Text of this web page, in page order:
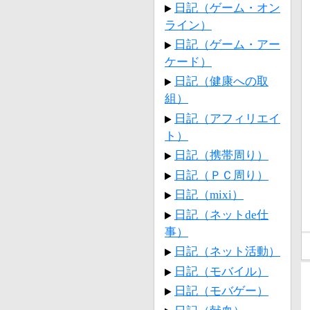
日記（ゲーム・オン
ライン）
日記（ゲーム・アー
ケード）
日記（健康への取
組）
日記（アフィリエイ
ト）
日記（携帯周り）
日記（ＰＣ周り）
日記（mixi）
日記（ネットde仕
事）
日記（ネット活動）
日記（モバイル）
日記（モバゲー）